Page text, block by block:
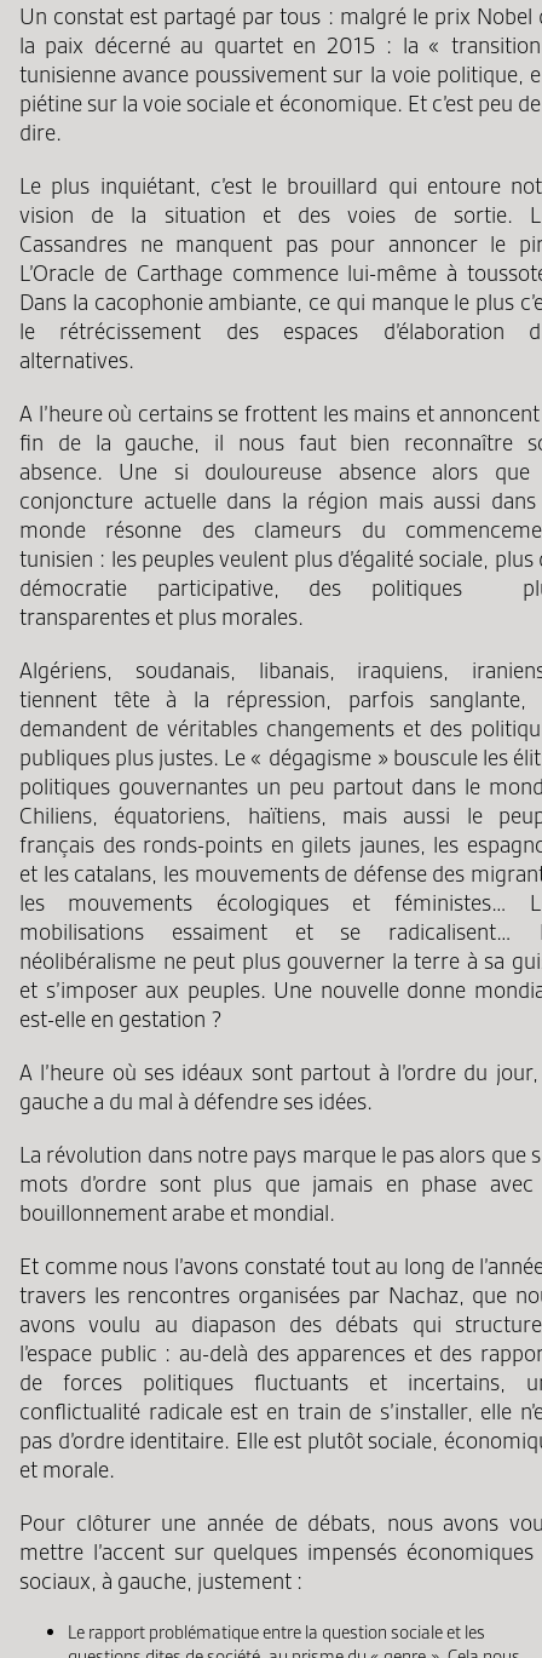
Un constat est partagé par tous : malgré le prix Nobel
la paix décerné au quartet en 2015 : la «
tunisienne avance poussivement sur la voie politique,
piétine sur la voie sociale et économique. Et c’est peu
dire.
Le plus inquiétant, c’est le brouillard qui entoure
vision de la situation et des voies de sortie.
Cassandres ne manquent pas pour annoncer le
L’Oracle de Carthage commence lui-même à
Dans la cacophonie ambiante, ce qui manque le plus
le rétrécissement des espaces d’élaboration
alternatives.
A l’heure où certains se frottent les mains et
fin de la gauche, il nous faut bien reconnaître
absence. Une si douloureuse absence alors que
conjoncture actuelle dans la région mais aussi
monde résonne des clameurs du
tunisien : les peuples veulent plus d’égalité sociale, plus
démocratie participative, des politiques
transparentes et plus morales.
Algériens, soudanais, libanais, iraquiens,
tiennent tête à la répression, parfois sanglante,
demandent de véritables changements et des
publiques plus justes. Le « dégagisme » bouscule les
politiques gouvernantes un peu partout dans le
Chiliens, équatoriens, haïtiens, mais aussi le
français des ronds-points en gilets jaunes, les
et les catalans, les mouvements de défense des
les mouvements écologiques et féministes…
mobilisations essaiment et se radicalisent…
néolibéralisme ne peut plus gouverner la terre à sa
et s’imposer aux peuples. Une nouvelle donne
est-elle en gestation ?
A l’heure où ses idéaux sont partout à l’ordre du
gauche a du mal à défendre ses idées.
La révolution dans notre pays marque le pas alors que
mots d’ordre sont plus que jamais en phase avec
bouillonnement arabe et mondial.
Et comme nous l’avons constaté tout au long de
travers les rencontres organisées par Nachaz, que
avons voulu au diapason des débats qui
l’espace public : au-delà des apparences et des
de forces politiques fluctuants et incertains,
conflictualité radicale est en train de s’installer, elle
pas d’ordre identitaire. Elle est plutôt sociale,
et morale.
Pour clôturer une année de débats, nous avons
mettre l’accent sur quelques impensés
sociaux, à gauche, justement :
Le rapport problématique entre la question sociale et les